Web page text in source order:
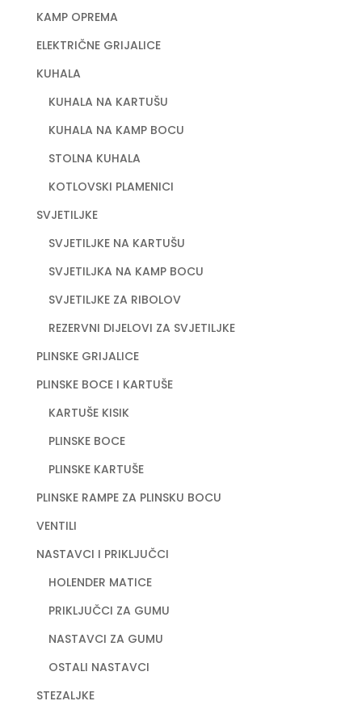
KAMP OPREMA
ELEKTRIČNE GRIJALICE
KUHALA
KUHALA NA KARTUŠU
KUHALA NA KAMP BOCU
STOLNA KUHALA
KOTLOVSKI PLAMENICI
SVJETILJKE
SVJETILJKE NA KARTUŠU
SVJETILJKA NA KAMP BOCU
SVJETILJKE ZA RIBOLOV
REZERVNI DIJELOVI ZA SVJETILJKE
PLINSKE GRIJALICE
PLINSKE BOCE I KARTUŠE
KARTUŠE KISIK
PLINSKE BOCE
PLINSKE KARTUŠE
PLINSKE RAMPE ZA PLINSKU BOCU
VENTILI
NASTAVCI I PRIKLJUČCI
HOLENDER MATICE
PRIKLJUČCI ZA GUMU
NASTAVCI ZA GUMU
OSTALI NASTAVCI
STEZALJKE